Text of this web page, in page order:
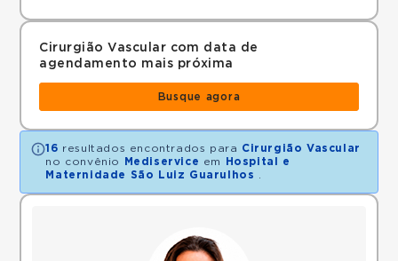
Cirurgião Vascular com data de
agendamento mais próxima
Busque agora
16 resultados encontrados para Cirurgião Vascular
no convênio
Mediservice em
Hospital e
Maternidade São Luiz Guarulhos